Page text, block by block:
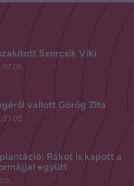
Szorcsik Viki
vallott Görög Zita
Rákot is kapott a
együtt